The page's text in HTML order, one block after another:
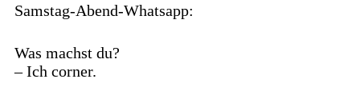
Samstag-Abend-Whatsapp:
Was machst du?
– Ich corner.